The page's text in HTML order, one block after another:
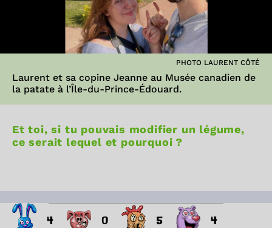
PHOTO LAURENT CÔTÉ
Laurent et sa copine Jeanne au Musée canadien de
la patate à l’Île-du-Prince-Édouard.
Et toi, si tu pouvais modifier un légume,
ce serait lequel et pourquoi ?
4 0 5 4